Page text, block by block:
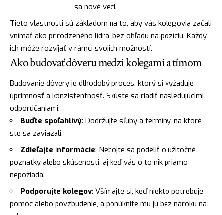
sa nové veci.
Tieto vlastnosti sú základom na to, aby vás kolegovia začali
vnímať ako prirodzeného lídra, bez ohľadu na pozíciu. Každý
ich môže rozvíjať v rámci svojich možností.
Ako budovať dôveru medzi kolegami a tímom
Budovanie dôvery je dlhodobý proces, ktorý si vyžaduje
úprimnosť a konzistentnosť. Skúste sa riadiť nasledujúcimi
odporúčaniami:
Buďte spoľahlivý: Dodržujte sľuby a termíny, na ktoré
ste sa zaviazali.
Zdieľajte informácie: Nebojte sa podeliť o užitočné
poznatky alebo skúsenosti, aj keď vás o to nik priamo
nepožiada.
Podporujte kolegov: Všímajte si, keď niekto potrebuje
pomoc alebo povzbudenie, a ponúknite mu ju bez nároku na